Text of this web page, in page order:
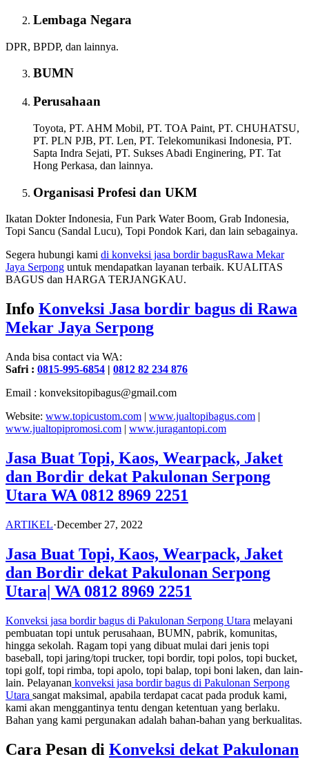
Lembaga Negara
DPR, BPDP, dan lainnya.
BUMN
Perusahaan
Toyota, PT. AHM Mobil, PT. TOA Paint, PT. CHUHATSU,
PT. PLN PJB, PT. Len, PT. Telekomunikasi Indonesia, PT.
Sapta Indra Sejati, PT. Sukses Abadi Enginering, PT. Tat
Hong Perkasa, dan lainnya.
Organisasi Profesi dan UKM
Ikatan Dokter Indonesia, Fun Park Water Boom, Grab Indonesia,
Topi Sancu (Sandal Lucu), Topi Pondok Kari, dan lain sebagainya.
Segera hubungi kami di konveksi jasa bordir bagusRawa Mekar
Jaya Serpong untuk mendapatkan layanan terbaik. KUALITAS
BAGUS dan HARGA TERJANGKAU.
Info Konveksi Jasa bordir bagus di Rawa
Mekar Jaya Serpong
Anda bisa contact via WA:
Safri : 0815-995-6854 | 0812 82 234 876
Email : konveksitopibagus@gmail.com
Website: www.topicustom.com | www.jualtopibagus.com |
www.jualtopipromosi.com | www.juragantopi.com
Jasa Buat Topi, Kaos, Wearpack, Jaket
dan Bordir dekat Pakulonan Serpong
Utara WA 0812 8969 2251
ARTIKEL·December 27, 2022
Jasa Buat Topi, Kaos, Wearpack, Jaket
dan Bordir dekat Pakulonan Serpong
Utara| WA 0812 8969 2251
Konveksi jasa bordir bagus di Pakulonan Serpong Utara melayani
pembuatan topi untuk perusahaan, BUMN, pabrik, komunitas,
hingga sekolah. Ragam topi yang dibuat mulai dari jenis topi
baseball, topi jaring/topi trucker, topi bordir, topi polos, topi bucket,
topi golf, topi rimba, topi apolo, topi balap, topi boni laken, dan lain-
lain. Pelayanan konveksi jasa bordir bagus di Pakulonan Serpong
Utara sangat maksimal, apabila terdapat cacat pada produk kami,
kami akan menggantinya tentu dengan ketentuan yang berlaku.
Bahan yang kami pergunakan adalah bahan-bahan yang berkualitas.
Cara Pesan di Konveksi dekat Pakulonan